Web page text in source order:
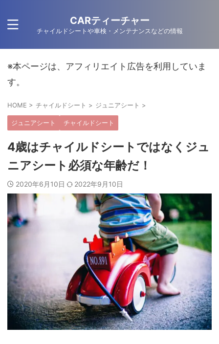
CARティーチャー
チャイルドシートや車検・メンテナンスなどの情報
※本ページは、アフィリエイト広告を利用していま
す。
HOME > チャイルドシート > ジュニアシート >
ジュニアシート チャイルドシート
4歳はチャイルドシートではなくジュ
ニアシート必須な年齢だ！
2020年6月10日 2022年9月10日